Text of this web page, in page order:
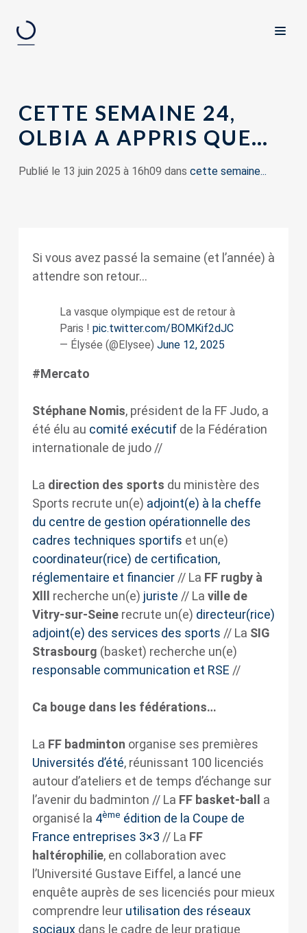
CETTE SEMAINE 24,
OLBIA A APPRIS QUE…
Publié le 13 juin 2025 à 16h09 dans cette semaine...
Si vous avez passé la semaine (et l’année) à
attendre son retour…
La vasque olympique est de retour à
Paris ! pic.twitter.com/BOMKif2dJC
— Élysée (@Elysee) June 12, 2025
#Mercato
Stéphane Nomis, président de la FF Judo, a
été élu au comité exécutifde la Fédération
internationale de judo //
La direction des sports du ministère des
Sports recrute un(e) adjoint(e) à la cheffe
du centre de gestion opérationnelle des
cadres techniques sportifs et un(e)
coordinateur(rice) de certification,
réglementaire et financier// La FF rugby à
Xlll
recherche un(e) juriste // La ville de
Vitry-sur-Seinerecrute un(e) directeur(rice)
adjoint(e) des services des sports // La SIG
Strasbourg (basket) recherche un(e)
responsable communication et RSE //
Ca bouge dans les fédérations…
La FF badminton organise ses premières
Universités d’été, réunissant 100 licenciés
autour d’ateliers et de temps d’échange sur
l’avenir du badminton // La FF basket-ball
a
organisé la 4ème édition de la Coupe de
France entreprises 3×3 // La FF
haltérophilie, en collaboration avec
l’Université Gustave Eiffel, a lancé une
enquête auprès de ses licenciés pour mieux
comprendre leur utilisation des réseaux
sociauxdans le cadre de leur pratique